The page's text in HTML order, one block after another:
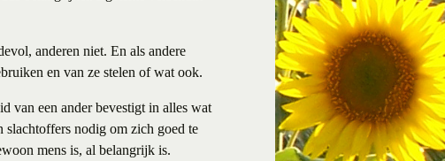
anderen niet. En als andere
en van ze stelen of wat ook.
van een ander bevestigt in alles wat
nodig om zich goed te
mens is, al belangrijk is.